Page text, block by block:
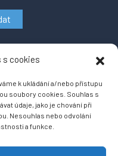
s cookies
k ukládání a/nebo přístupu
soubory cookies. Souhlas s
údaje, jako je chování při
Nesouhlas nebo odvolání
a funkce.
se přesunul na nový portál